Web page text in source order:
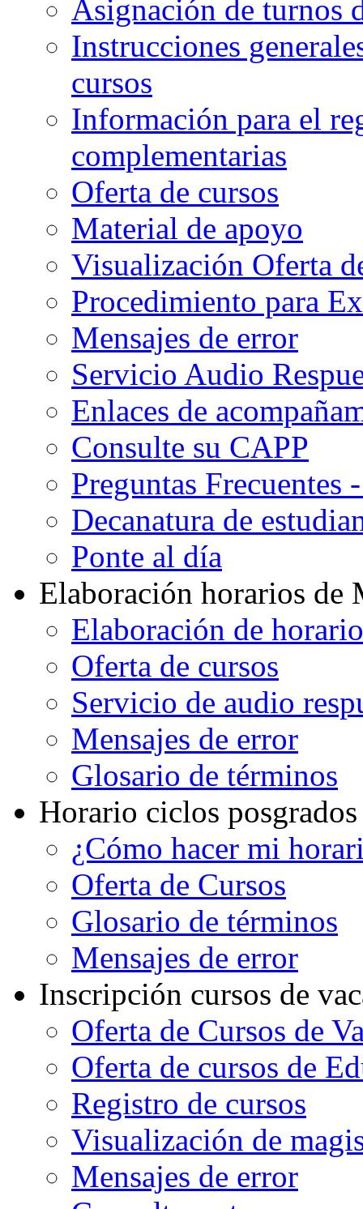
Asignación de turnos
Instrucciones
cursos
Información para el
complementarias
Oferta de cursos
Material de apoyo
Visualización Oferta
Procedimiento para
Mensajes de error
Servicio Audio
Enlaces de
Consulte su CAPP
Preguntas Frecuentes
Decanatura de
Ponte al día
Elaboración horarios de
Elaboración de
Oferta de cursos
Servicio de audio
Mensajes de error
Glosario de términos
Horario ciclos posgrados
¿Cómo hacer mi
Oferta de Cursos
Glosario de términos
Mensajes de error
Inscripción cursos de
Oferta de Cursos de
Oferta de cursos de
Registro de cursos
Visualización de
Mensajes de error